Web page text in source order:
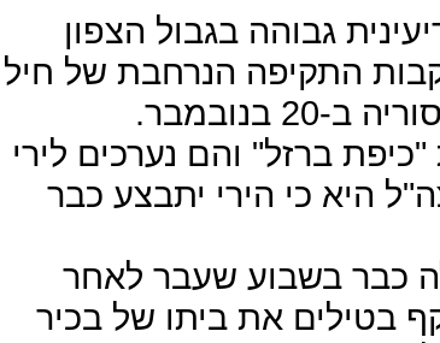
גבוהה בגבול הצפון
התקיפה הנרחבת של חיל
בנובמבר.
ברזל" והם נערכים לירי
היא כי הירי יתבצע כבר
כבר בשבוע שעבר לאחר
בטילים את ביתו של בכיר